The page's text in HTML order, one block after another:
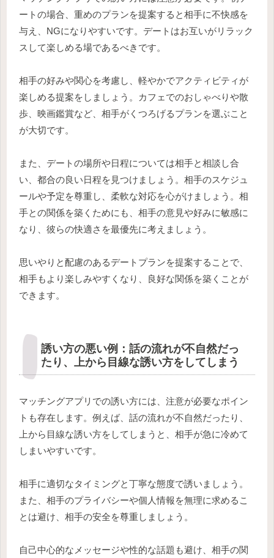
ートの場合、重めのプランを提案すると相手に不快感を
与え、NGになりやすいです。デートはお互いがリラック
スして楽しめる場であるべきです。
相手の好みや関心を考慮し、軽やかでアクティビティが
楽しめる提案をしましょう。カフェでのおしゃべりや散
歩、映画鑑賞など、相手がくつろげるプランを選ぶこと
が大切です。
また、デートの場所や日程については相手と相談し合
い、都合の良い日程を見つけましょう。相手のスケジュ
ールや予定を尊重し、柔軟な対応を心がけましょう。相
手との関係を築くためにも、相手の意見や好みに敏感に
なり、彼らの快適さを最優先に考えましょう。
思いやりと配慮のあるデートプランを提案することで、
相手もより楽しみやすくなり、良好な関係を築くことが
できます。
誘い方の悪い例：話の流れが不自然だっ
たり、上から目線な誘い方をしてしまう
マッチングアプリでの誘い方には、注意が必要なポイン
トも存在します。例えば、話の流れが不自然だったり、
上から目線な誘い方をしてしまうと、相手が急に冷めて
しまいやすいです。
相手に適切なタイミングと丁寧な態度で誘いましょう。
また、相手のプライバシーや個人情報を無理に求めるこ
とは避け、相手の安全を尊重しましょう。
自己中心的なメッセージや性的な話題も避け、相手の関